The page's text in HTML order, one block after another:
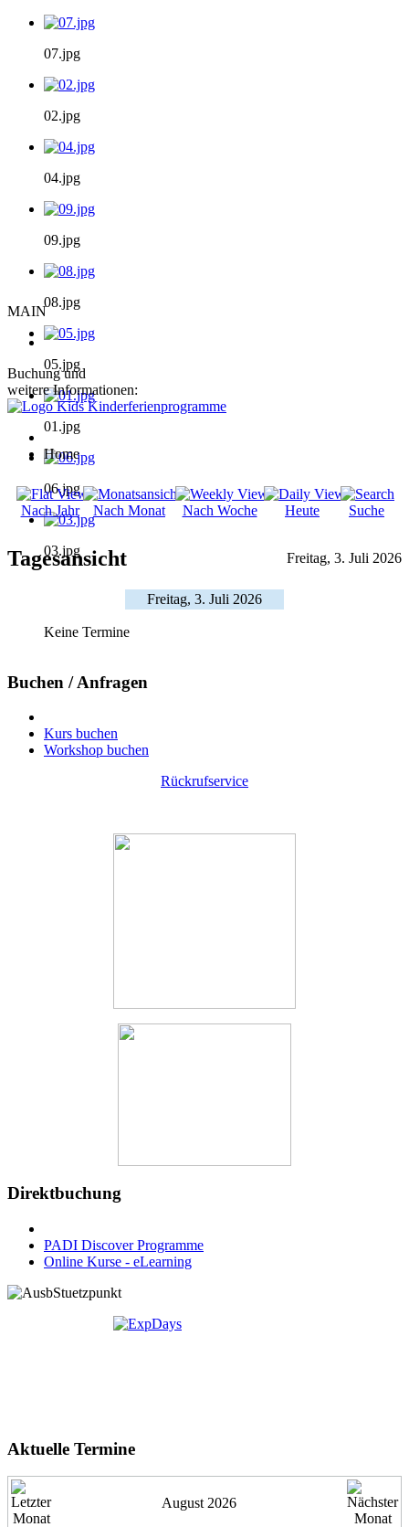
07.jpg
02.jpg
04.jpg
09.jpg
08.jpg
05.jpg
01.jpg
06.jpg
03.jpg
MAIN
Buchung und
weitere Informationen:
Home
Nach Jahr Nach Monat Nach Woche Heute Suche
Tagesansicht Freitag, 3. Juli 2026
Freitag, 3. Juli 2026
Keine Termine
Buchen / Anfragen
Kurs buchen
Workshop buchen
Rückrufservice
Direktbuchung
PADI Discover Programme
Online Kurse - eLearning
Aktuelle Termine
August 2026